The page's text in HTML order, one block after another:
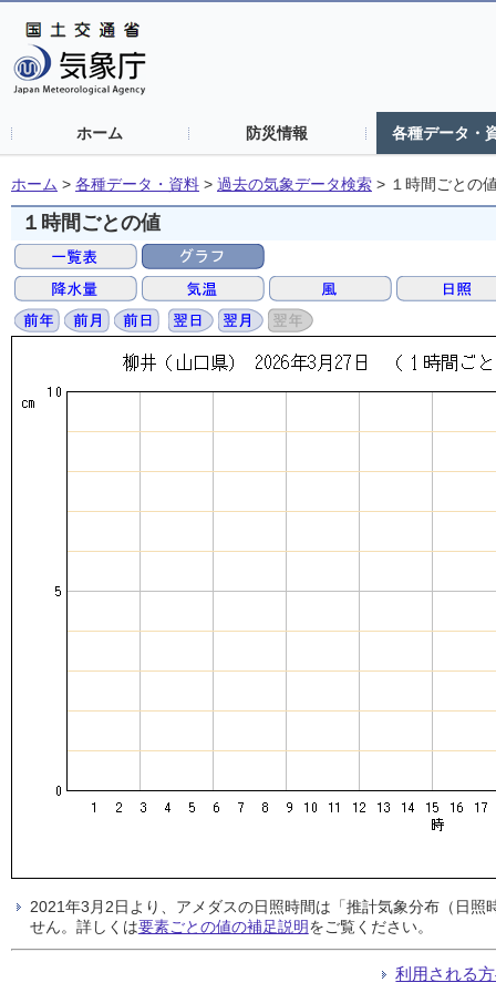
ホーム 防災情報 各種データ・
ホーム > 各種データ・資料 > 過去の気象データ検索 > １時間ごとの
１時間ごとの値
2021年3月2日より、アメダスの日照時間は「推計気象分布（日
せん。詳しくは要素ごとの値の補足説明をご覧ください。
利用される